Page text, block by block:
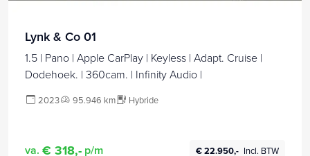
Lynk & Co 01
1.5 | Pano | Apple CarPlay | Keyless | Adapt. Cruise |
Dodehoek. | 360cam. | Infinity Audio |
2023 95.946 km Hybride
va. € 318,- p/m € 22.950,- Incl. BTW